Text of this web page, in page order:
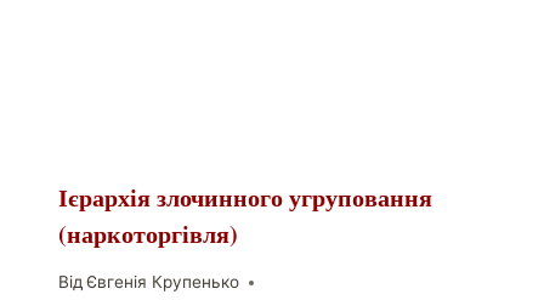
Ієрархія злочинного угруповання
(наркоторгівля)
Від Євгенія Крупенько